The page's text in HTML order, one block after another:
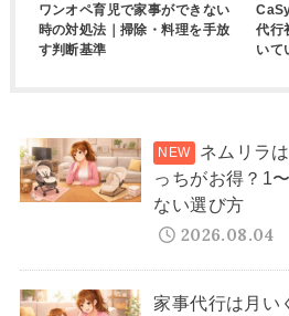
ワンオペ育児で家事ができない
時の対処法｜掃除・料理を手放
す判断基準
代行
いて
ネムリラ
っちがお得？1
ない選び方
2026.08.04
家事代行は月い